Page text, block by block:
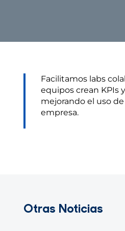
Facilitamos labs
equipos crean KPIs
mejorando el uso
empresa.
Otras Noticias